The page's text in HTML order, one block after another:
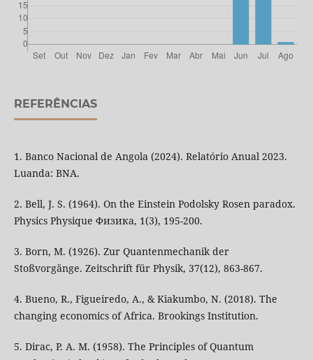
REFERÊNCIAS
1. Banco Nacional de Angola (2024). Relatório Anual 2023.
Luanda: BNA.
2. Bell, J. S. (1964). On the Einstein Podolsky Rosen paradox.
Physics Physique Физика, 1(3), 195-200.
3. Born, M. (1926). Zur Quantenmechanik der
Stoßvorgänge. Zeitschrift für Physik, 37(12), 863-867.
4. Bueno, R., Figueiredo, A., & Kiakumbo, N. (2018). The
changing economics of Africa. Brookings Institution.
5. Dirac, P. A. M. (1958). The Principles of Quantum